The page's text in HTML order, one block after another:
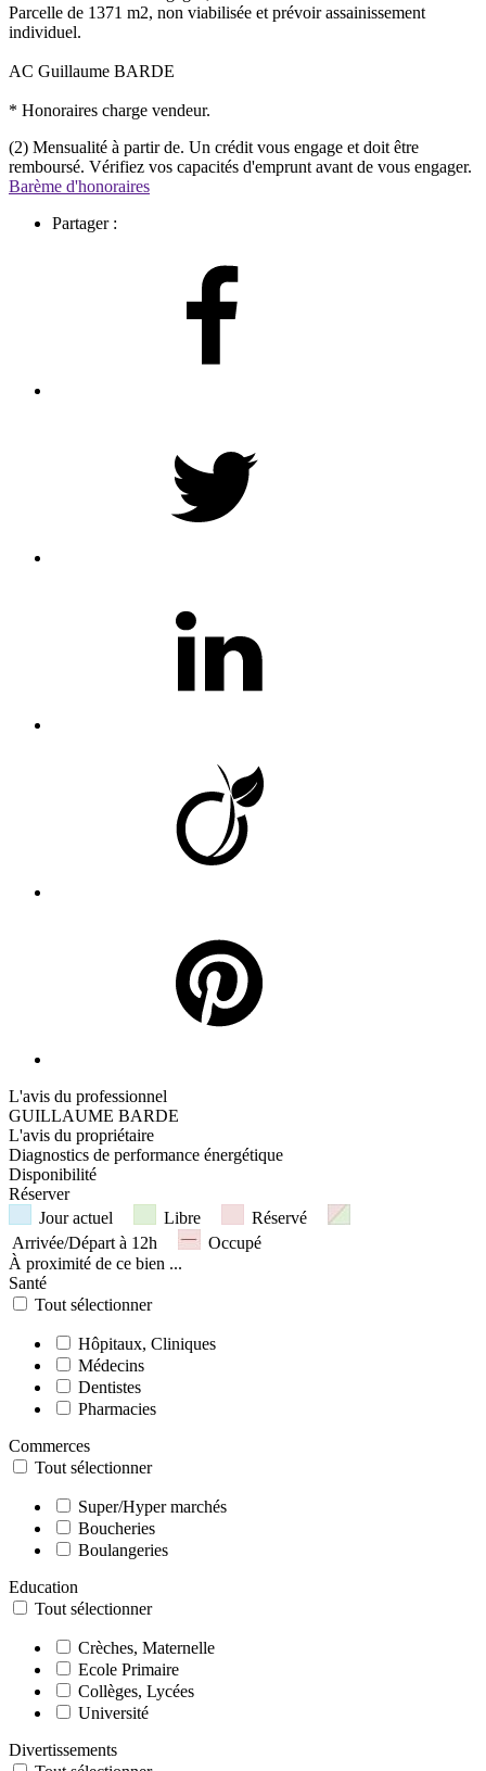
Parcelle de 1371 m2, non viabilisée et prévoir assainissement
individuel.
AC Guillaume BARDE
* Honoraires charge vendeur.
(2) Mensualité à partir de. Un crédit vous engage et doit être
remboursé. Vérifiez vos capacités d'emprunt avant de vous engager.
Barème d'honoraires
Partager :
L'avis du professionnel
GUILLAUME BARDE
L'avis du propriétaire
Diagnostics de performance énergétique
Disponibilité
Réserver
Jour actuel
Libre
Réservé
Arrivée/Départ à 12h
Occupé
À proximité de ce bien ...
Santé
Tout sélectionner
Hôpitaux, Cliniques
Médecins
Dentistes
Pharmacies
Commerces
Tout sélectionner
Super/Hyper marchés
Boucheries
Boulangeries
Education
Tout sélectionner
Crèches, Maternelle
Ecole Primaire
Collèges, Lycées
Université
Divertissements